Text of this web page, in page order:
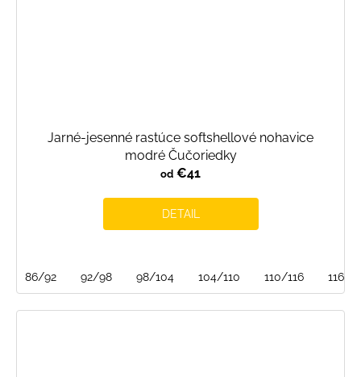
Jarné-jesenné rastúce softshellové nohavice
modré Čučoriedky
od €41
DETAIL
86/92 92/98 98/104 104/110 110/116 116/